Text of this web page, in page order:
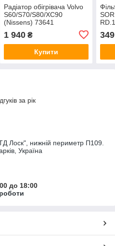
Радіатор обігрівача Volvo
S60/S70/S80/XC90
(Nissens) 73641
1 940₴
Купити
349
за рік
Лоск", нижній периметр П109.
Україна
до 18:00